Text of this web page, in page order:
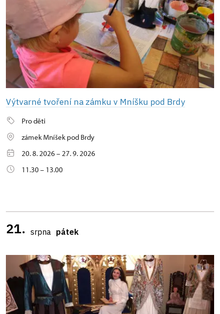
Výtvarné tvoření na zámku v Mníšku pod Brdy
Pro děti
zámek Mníšek pod Brdy
20. 8. 2026 – 27. 9. 2026
11.30 – 13.00
21. srpna pátek